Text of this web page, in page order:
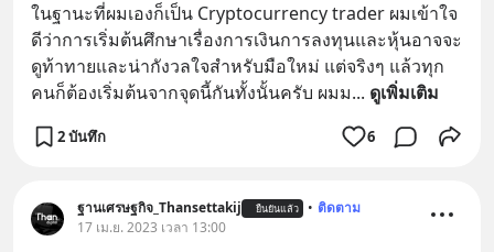
ในฐานะที่ผมเองก็เป็น Cryptocurrency trader ผมเข้าใจ
ดีว่าการเริ่มต้นศึกษาเรื่องการเงินการลงทุนและหุ้นอาจจะ
ดูท้าทายและน่ากังวลใจสำหรับมือใหม่ แต่จริงๆ แล้วทุก
คนก็ต้องเริ่มต้นจากจุดนี้กันทั้งนั้นครับ ผมม... ดูเพิ่มเติม
2 บันทึก 6
ฐานเศรษฐกิจ_Thansettakij ยืนยันแล้ว • ติดตาม
17 เม.ย. 2023 เวลา 13:00